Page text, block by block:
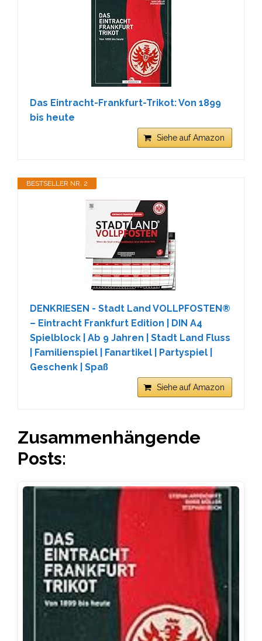
Das Eintracht-Frankfurt-Trikot: Von 1899
bis heute
Siehe auf Amazon
BESTSELLER NR. 2
DENKRIESEN - Stadt Land VOLLPFOSTEN®
– Eintracht Frankfurt Edition | DIN A4
Spielblock | Ab 9 Jahren | Stadt Land Fluss
| Familienspiel | Fanartikel | Partyspiel |
Geschenk | Spaß
Siehe auf Amazon
Zusammenhängende
Posts: